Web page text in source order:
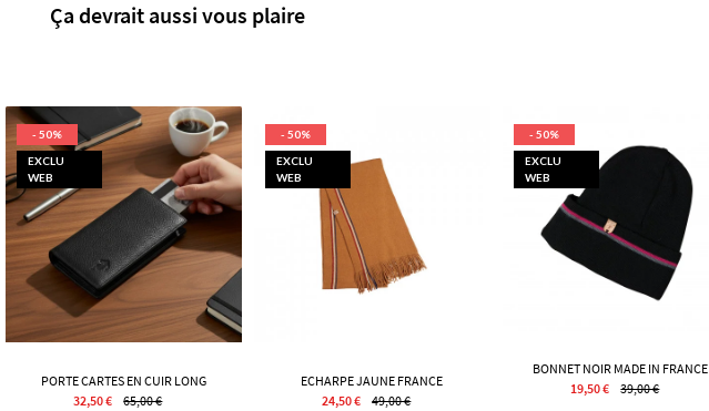
Ça devrait aussi vous plaire
EXCLU
WEB
PORTE CARTES EN CUIR LONG
- 50%
32,50 € 65,00 €
EXCLU
WEB
ECHARPE JAUNE FRANCE
- 50%
24,50 € 49,00 €
EXCLU
WEB
BONNET NOIR MADE IN FRANCE
- 50%
19,50 € 39,00 €